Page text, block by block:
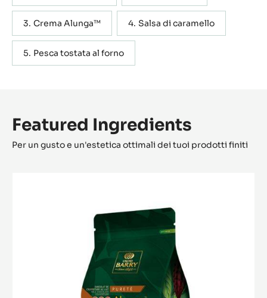
Crema Alunga™ Salsa di caramello
Pesca tostata al forno
Featured Ingredients
Per un gusto e un'estetica ottimali dei tuoi prodotti finiti